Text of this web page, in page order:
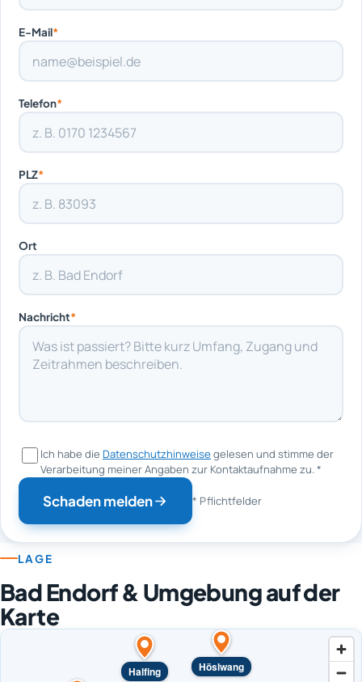
E-Mail*
Telefon*
PLZ*
Ort
Nachricht*
Ich habe die Datenschutzhinweise gelesen und stimme der
Verarbeitung meiner Angaben zur Kontaktaufnahme zu.*
Schaden melden * Pflichtfelder
LAGE
Bad Endorf & Umgebung auf der
Karte
Halfing Höslwang